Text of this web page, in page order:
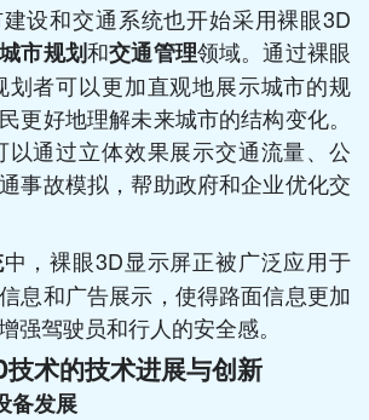
设和交通系统也开始采用裸眼3D
城市规划和交通管理领域。通过裸眼
划者可以更加直观地展示城市的规
更好地理解未来城市的结构变化。
以通过立体效果展示交通流量、公
事故模拟，帮助政府和企业优化交
中，裸眼3D显示屏正被广泛应用于
息和广告展示，使得路面信息更加
强驾驶员和行人的安全感。
术的技术进展与创新
备发展